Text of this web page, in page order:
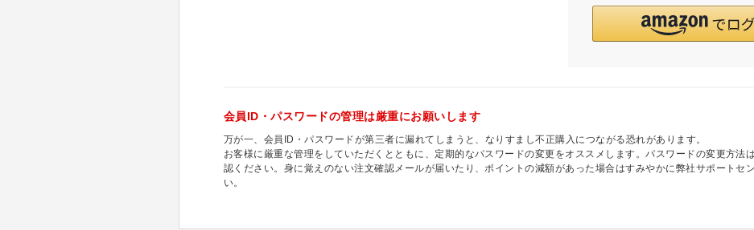
会員ID・パスワードの管理は厳重にお願いします
万が一、会員ID・パスワードが第三者に漏れてしまうと、なりすまし不正購入につながる恐れがあります。
お客様に厳重な管理をしていただくとともに、定期的なパスワードの変更をオススメします。パスワードの変更方法は
認ください。身に覚えのない注文確認メールが届いたり、ポイントの減額があった場合はすみやかに弊社サポートセ
い。